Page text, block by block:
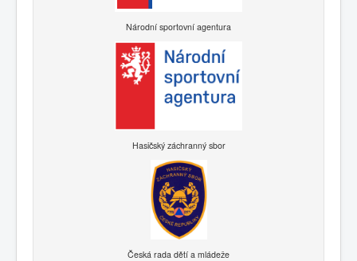
Národní sportovní agentura
Hasičský záchranný sbor
Česká rada dětí a mládeže